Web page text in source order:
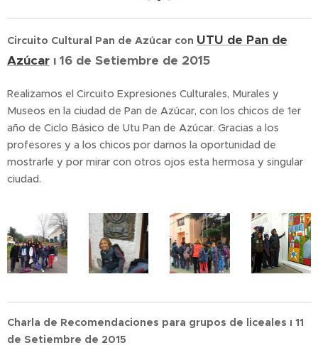
Circuito Cultural Pan de Azúcar con UTU de Pan de
Azúcar ı 16 de Setiembre de 2015
Realizamos el Circuito Expresiones Culturales, Murales y
Museos en la ciudad de Pan de Azúcar, con los chicos de 1er
año de Ciclo Básico de Utu Pan de Azúcar. Gracias a los
profesores y a los chicos por darnos la oportunidad de
mostrarle y por mirar con otros ojos esta hermosa y singular
ciudad.
Charla de Recomendaciones para grupos de liceales ı 11
de Setiembre de 2015